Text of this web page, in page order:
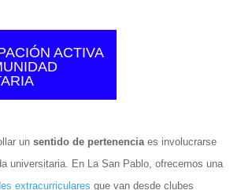
ACTIVA
un sentido de pertenenciaes involucrarse
universitaria. En La San Pablo, ofrecemos una
extracurriculares que van desde clubes